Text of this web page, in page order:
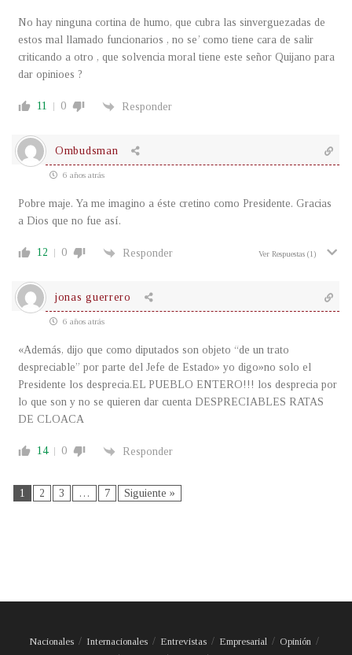
No hay ninguna cortina de humo, que cubra las sinverguezadas de
estos mal llamado funcionarios , no se’ como tiene cara de salir
criticando a otro , que solvencia moral tiene este señor Quijano para
dar opinioes ?
11 0 Responder
Ombudsman
6 años atrás
Pobre maje. Ya me imagino a éste cretino como Presidente. Gracias
a Dios que no fue así.
12 0 Responder Ver Respuestas (1)
jonas guerrero
6 años atrás
«Además, dijo que como diputados son objeto “de un trato
despreciable” por parte del Jefe de Estado» yo digo»no solo el
Presidente los desprecia.EL PUEBLO ENTERO!!! los desprecia por
lo que son y no se quieren dar cuenta DESPRECIABLES RATAS
DE CLOACA
14 0 Responder
1 2 3 … 7 Siguiente »
Nacionales Internacionales Entrevistas Empresarial
Opinión